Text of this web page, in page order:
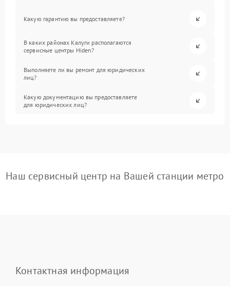
Какую гарантию вы предоставляете?
В каких районах Калуги располагаются
сервисные центры Hiden?
Выполняете ли вы ремонт для юридических
лиц?
Какую документацию вы предоставляете
для юридических лиц?
Наш сервисный центр на Вашей станции метро
Контактная информация